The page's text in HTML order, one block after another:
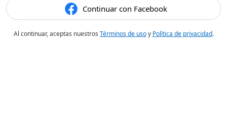
Continuar con Facebook
Al continuar, aceptas nuestros Términos de usoy Política de privacidad.